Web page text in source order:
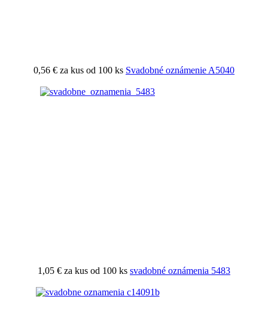
0,56 € za kus od 100 ks Svadobné oznámenie A5040
1,05 € za kus od 100 ks svadobné oznámenia 5483